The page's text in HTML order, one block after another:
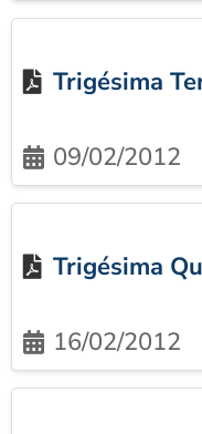
Trigésima
09/02/2012
Trigésima
16/02/2012